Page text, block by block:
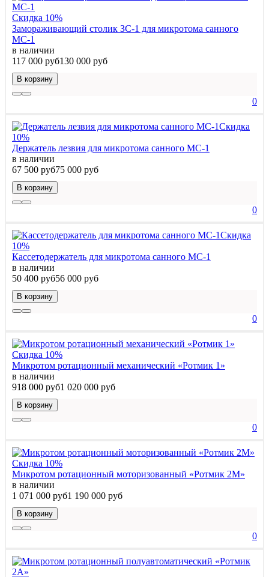
Скидка 10%
Замораживающий столик ЗС-1 для микротома санного
МС-1
в наличии
117 000 руб130 000 руб
В корзину
0
Скидка
10%
Держатель лезвия для микротома санного МС-1
в наличии
67 500 руб75 000 руб
В корзину
0
Скидка
10%
Кассетодержатель для микротома санного МС-1
в наличии
50 400 руб56 000 руб
В корзину
0
Скидка 10%
Микротом ротационный механический «Ротмик 1»
в наличии
918 000 руб1 020 000 руб
В корзину
0
Скидка 10%
Микротом ротационный моторизованный «Ротмик 2М»
в наличии
1 071 000 руб1 190 000 руб
В корзину
0